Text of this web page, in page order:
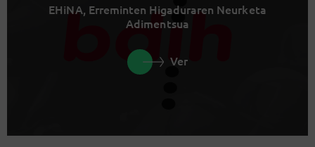
EHiNA, Erreminten Higaduraren Neurketa
Adimentsua
Ver